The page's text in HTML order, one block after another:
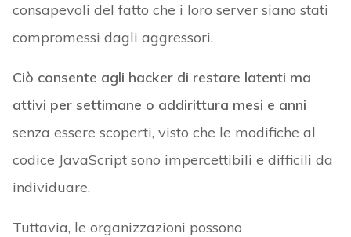
consapevoli del fatto che i loro server siano stati
compromessi dagli aggressori.
Ciò consente agli hacker di restare latenti ma
attivi per settimane o addirittura mesi e anni
senza essere scoperti, visto che le modifiche al
codice JavaScript sono impercettibili e difficili da
individuare.
Tuttavia, le organizzazioni possono